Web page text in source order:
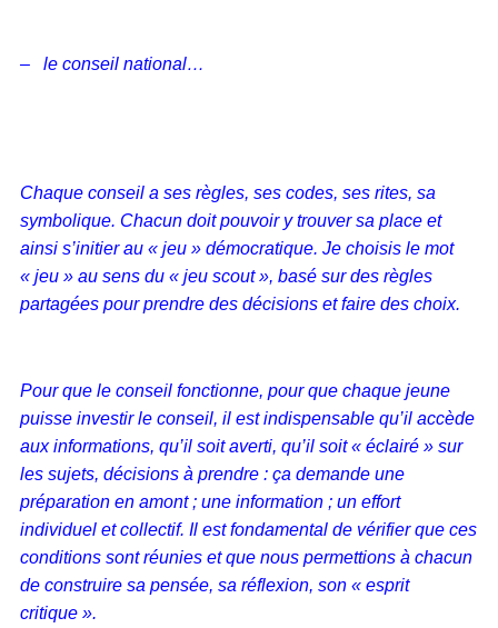
– le conseil national…
Chaque conseil a ses règles, ses codes, ses rites, sa
symbolique. Chacun doit pouvoir y trouver sa place et
ainsi s’initier au « jeu » démocratique. Je choisis le mot
« jeu » au sens du « jeu scout », basé sur des règles
partagées pour prendre des décisions et faire des choix.
Pour que le conseil fonctionne, pour que chaque jeune
puisse investir le conseil, il est indispensable qu’il accède
aux informations, qu’il soit averti, qu’il soit « éclairé » sur
les sujets, décisions à prendre : ça demande une
préparation en amont ; une information ; un effort
individuel et collectif. Il est fondamental de vérifier que ces
conditions sont réunies et que nous permettions à chacun
de construire sa pensée, sa réflexion, son « esprit
critique ».